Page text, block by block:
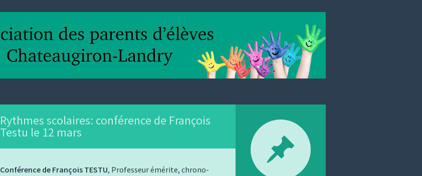
Rythmes scolaires: conférence de François
Testu le 12 mars
Conférence de François TESTU, Professeur émérite, chrono-